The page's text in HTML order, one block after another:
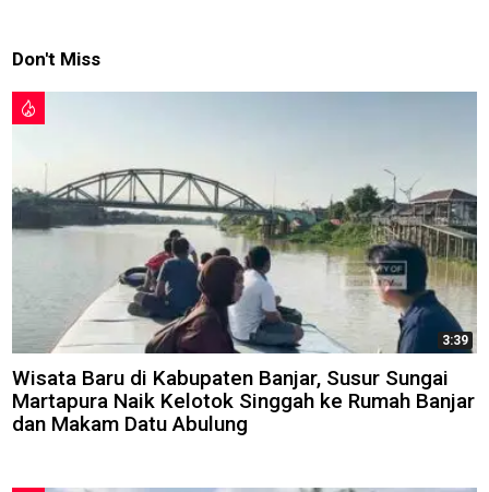
Don't Miss
3:39
Wisata Baru di Kabupaten Banjar, Susur Sungai
Martapura Naik Kelotok Singgah ke Rumah Banjar
dan Makam Datu Abulung